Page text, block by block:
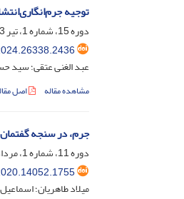
توجیه
دوره 15، شماره 1، تیر 1403، صفحه
عبد الغنی عتقی؛ سید
مشاهده مقاله اصل
جرم، در سنجه
دوره 11، شماره 1، مرداد 1399، صفحه
میلاد طاهریان؛